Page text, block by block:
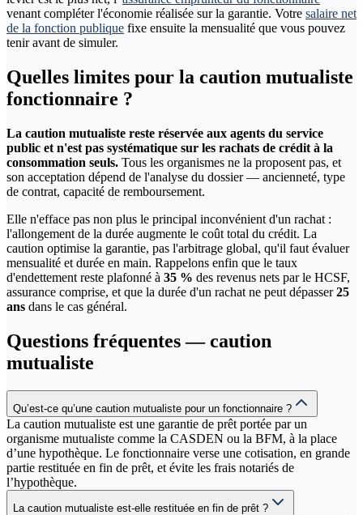
venant compléter l'économie réalisée sur la garantie. Votre salaire net
de la fonction publique fixe ensuite la mensualité que vous pouvez
tenir avant de simuler.
Quelles limites pour la caution mutualiste
fonctionnaire ?
La caution mutualiste reste réservée aux agents du service
public et n'est pas systématique sur les rachats de crédit à la
consommation seuls. Tous les organismes ne la proposent pas, et
son acceptation dépend de l'analyse du dossier — ancienneté, type
de contrat, capacité de remboursement.
Elle n'efface pas non plus le principal inconvénient d'un rachat :
l'allongement de la durée augmente le coût total du crédit. La
caution optimise la garantie, pas l'arbitrage global, qu'il faut évaluer
mensualité et durée en main. Rappelons enfin que le taux
d'endettement reste plafonné à 35 % des revenus nets par le HCSF,
assurance comprise, et que la durée d'un rachat ne peut dépasser25
ans dans le cas général.
Questions fréquentes — caution
mutualiste
Qu’est-ce qu’une caution mutualiste pour un fonctionnaire ?
La caution mutualiste est une garantie de prêt portée par un
organisme mutualiste comme la CASDEN ou la BFM, à la place
d’une hypothèque. Le fonctionnaire verse une cotisation, en grande
partie restituée en fin de prêt, et évite les frais notariés de
l’hypothèque.
La caution mutualiste est-elle restituée en fin de prêt ?